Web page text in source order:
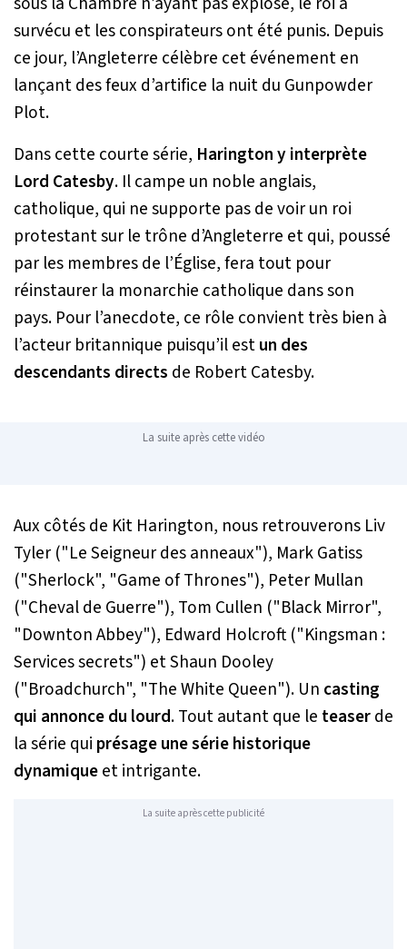
survécu et les conspirateurs ont été punis. Depuis
ce jour, l’Angleterre célèbre cet événement en
lançant des feux d’artifice la nuit du Gunpowder
Plot.
Dans cette courte série, Harington y interprète
Lord Catesby. Il campe un noble anglais,
catholique, qui ne supporte pas de voir un roi
protestant sur le trône d’Angleterre et qui, poussé
par les membres de l’Église, fera tout pour
réinstaurer la monarchie catholique dans son
pays. Pour l’anecdote, ce rôle convient très bien à
l’acteur britannique puisqu’il estun des
descendants directs de Robert Catesby.
La suite après cette vidéo
Aux côtés de Kit Harington, nous retrouverons Liv
Tyler ("Le Seigneur des anneaux"), Mark Gatiss
("Sherlock", "Game of Thrones"), Peter Mullan
("Cheval de Guerre"), Tom Cullen ("Black Mirror",
"Downton Abbey"), Edward Holcroft ("Kingsman :
Services secrets") et Shaun Dooley
("Broadchurch", "The White Queen"). Un casting
qui annonce du lourd. Tout autant que le teaserde
la série qui présage une série historique
dynamiqueet intrigante.
La suite après cette publicité